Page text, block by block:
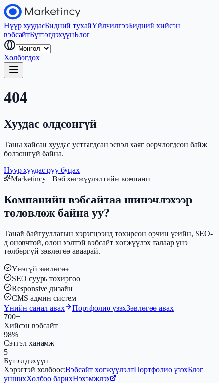
Нүүр хуудасБидний тухайҮйлчилгээБидний хийсэн
вэбсайтБүтээгдэхүүнБлог
Холбогдох
404
Хуудас олдсонгүй
Таны хайсан хуудас устгагдсан эсвэл хаяг өөрчлөгдсөн байж
болзошгүй байна.
Нүүр хуудас руу буцах
Marketincy - Вэб хөгжүүлэлтийн компани
Компанийн вэбсайтаа шинэчлэхээр
төлөвлөж байна уу?
Танай байгууллагын хэрэгцээнд тохирсон орчин үеийн, SEO-
д оновчтой, олон хэлтэй вэбсайт хөгжүүлэх талаар үнэ
төлбөргүй зөвлөгөө аваарай.
Үнэгүй зөвлөгөө
SEO суурь тохиргоо
Responsive дизайн
CMS админ систем
Үнийн санал авах
Портфолио үзэхЗөвлөгөө авах
700+
Хийсэн вэбсайт
98%
Сэтгэл ханамж
5+
Бүтээгдэхүүн
Хэрэгтэй холбоос:Вэбсайт хөгжүүлэлтПортфолио үзэхБлог
уншихХолбоо барихНэхэмжлэх